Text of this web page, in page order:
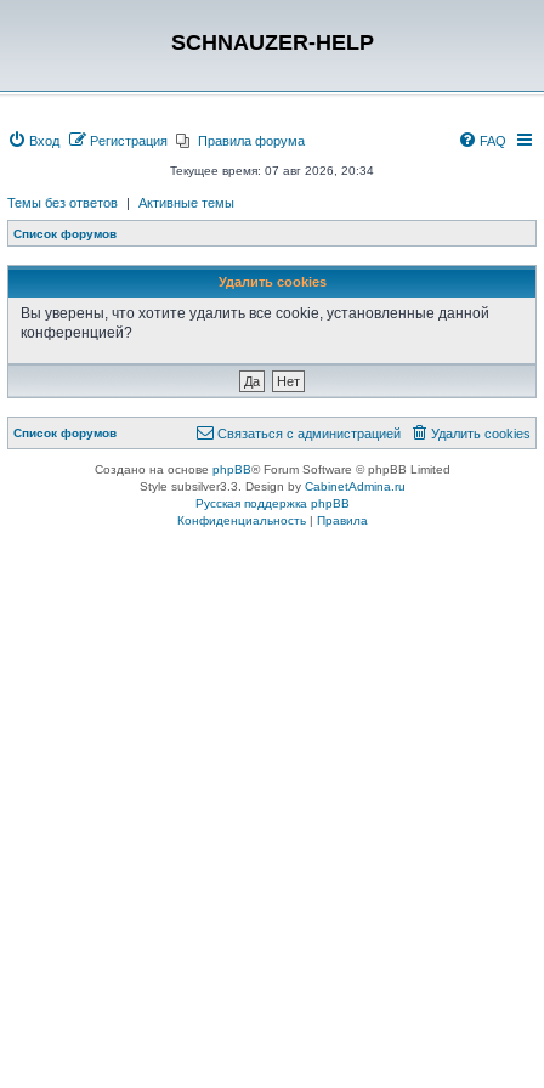
SCHNAUZER-HELP
Вход Регистрация Правила форума FAQ
Текущее время: 07 авг 2026, 20:34
Темы без ответов | Активные темы
Список форумов
Удалить cookies
Вы уверены, что хотите удалить все cookie, установленные данной
конференцией?
Список форумов Удалить cookies
Связаться с администрацией
Создано на основе phpBB® Forum Software © phpBB Limited
Style subsilver3.3. Design by CabinetAdmina.ru
Русская поддержка phpBB
Конфиденциальность| Правила